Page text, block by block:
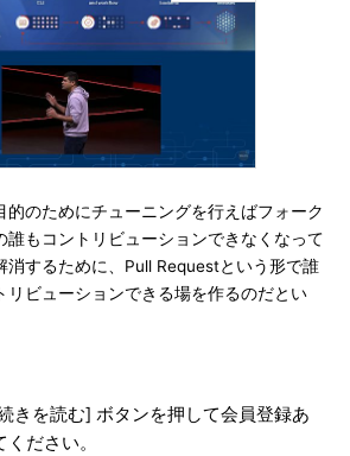
のためにチューニングを行えばフォーク
誰もコントリビューションできなくなって
消するために、Pull Requestという形で誰
リビューションできる場を作るのだとい
きを読む] ボタンを押して会員登録あ
ださい。